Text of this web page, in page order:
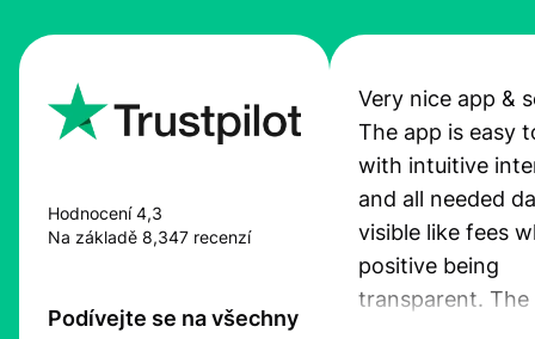
Hodnocení 4,3
Na základě 8,347 recenzí
Podívejte se na všechny
Very nice app &
The app is easy
with intuitive
and all needed
visible like fees
positive being
transparent. The